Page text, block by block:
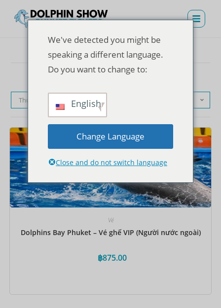
Thứ tự mặc định
Vé
Dolphins Bay Phuket – Vé ghế VIP (Người nước ngoài)
฿875.00
We've detected you might be
speaking a different language.
Do you want to change to:
English
Change Language
Close and do not switch language